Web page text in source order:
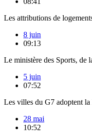
Les attributions de
8 juin
09:13
Le ministère des Sports, de
5 juin
07:52
Les villes du G7 adoptent
28 mai
10:52